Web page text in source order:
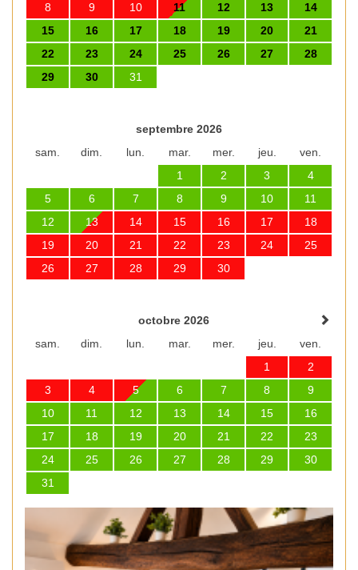
8
9 10 11 12 13
14
15
16 17 18 19 20
21
22
23 24 25 26 27
28
29
30 31
septembre 2026
sam.
dim. lun. mar. mer. jeu.
ven.
1
2 3
4
5
6 7 8 9 10
11
12
13 14 15 16 17
18
19
20 21 22 23 24
25
26
27 28 29 30
octobre 2026
sam.
dim. lun. mar. mer. jeu.
ven.
1
2
3
4 5 6 7 8
9
10
11 12 13 14 15
16
17
18 19 20 21 22
23
24
25 26 27 28 29
30
31
Previous Next